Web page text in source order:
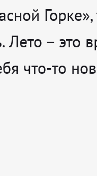
Горке»,
Лето – это
что-то